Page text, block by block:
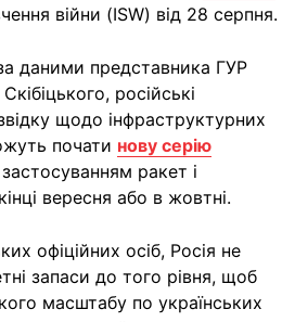
війни (ISW) від 28 серпня.
даними представника ГУР
російські
щодо інфраструктурних
почати нову серію
застосуванням ракет і
вересня або в жовтні.
офіційних осіб, Росія не
запаси до того рівня, щоб
масштабу по українських